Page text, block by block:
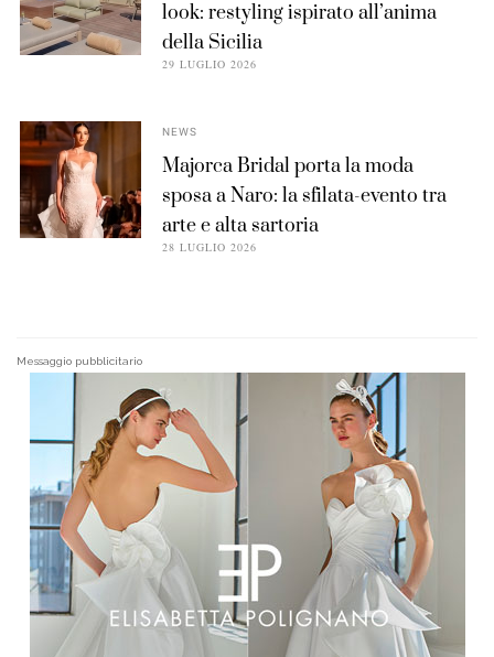
look: restyling ispirato all’anima
della Sicilia
29 LUGLIO 2026
NEWS
Majorca Bridal porta la moda
sposa a Naro: la sfilata-evento tra
arte e alta sartoria
28 LUGLIO 2026
Messaggio pubblicitario